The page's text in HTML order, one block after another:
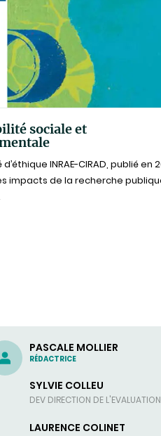
sociale et
INRAE-CIRAD, publié en
impacts de la recherche
PASCALE MOLLIER
RÉDACTRICE
SYLVIE COLLEU
DEV DIRECTION DE
LAURENCE COLINET